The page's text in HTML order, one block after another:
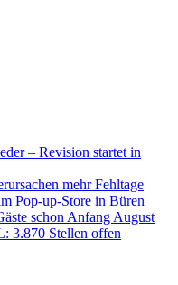
– Revision startet in
mehr Fehltage
Pop-up-Store in Büren
schon Anfang August
3.870 Stellen offen